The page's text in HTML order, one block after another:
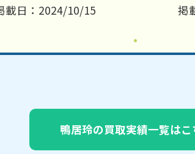
載日：2024/10/15
掲
鴨居玲の買取実績一覧はこ